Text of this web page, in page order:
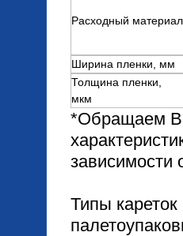
Расходный материал
Ширина пленки, мм
Толщина пленки,
мкм
*Обращаем
зависимости
Типы